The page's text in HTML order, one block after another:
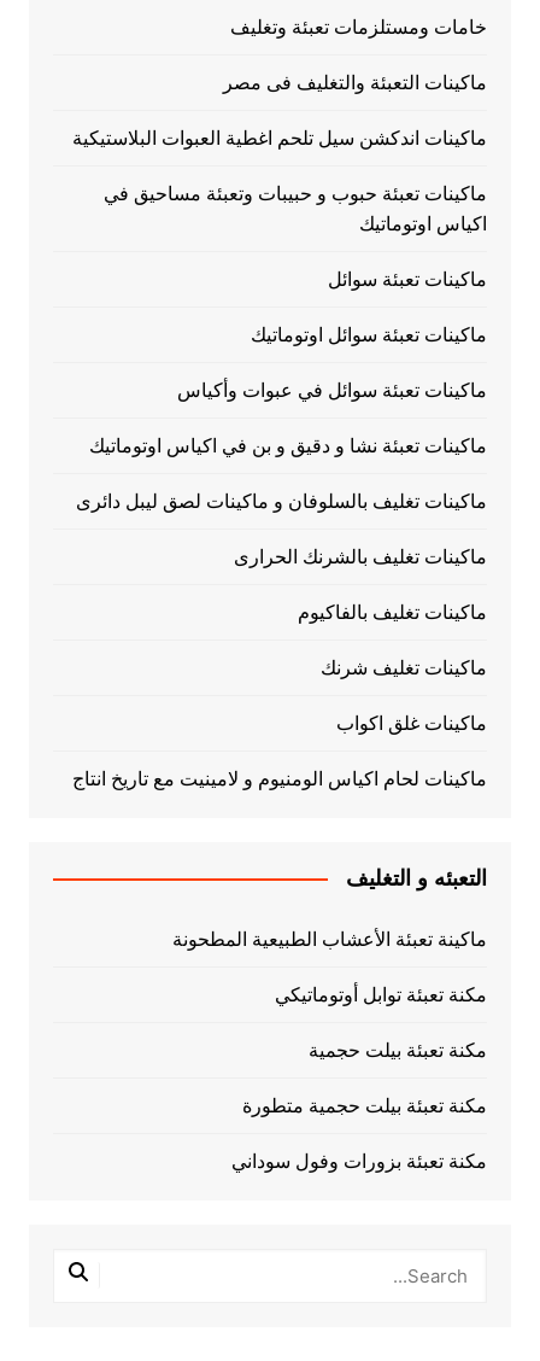
خامات ومستلزمات تعبئة وتغليف
ماكينات التعبئة والتغليف فى مصر
ماكينات اندكشن سيل تلحم اغطية العبوات البلاستيكية
ماكينات تعبئة حبوب و حبيبات وتعبئة مساحيق في
اكياس اوتوماتيك
ماكينات تعبئة سوائل
ماكينات تعبئة سوائل اوتوماتيك
ماكينات تعبئة سوائل في عبوات وأكياس
ماكينات تعبئة نشا و دقيق و بن في اكياس اوتوماتيك
ماكينات تغليف بالسلوفان و ماكينات لصق ليبل دائرى
ماكينات تغليف بالشرنك الحرارى
ماكينات تغليف بالفاكيوم
ماكينات تغليف شرنك
ماكينات غلق اكواب
ماكينات لحام اكياس الومنيوم و لامينيت مع تاريخ انتاج
التعبئه و التغليف
ماكينة تعبئة الأعشاب الطبيعية المطحونة
مكنة تعبئة توابل أوتوماتيكي
مكنة تعبئة بيلت حجمية
مكنة تعبئة بيلت حجمية متطورة
مكنة تعبئة بزورات وفول سوداني